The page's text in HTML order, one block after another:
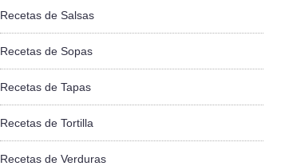
Recetas de Salsas
Recetas de Sopas
Recetas de Tapas
Recetas de Tortilla
Recetas de Verduras